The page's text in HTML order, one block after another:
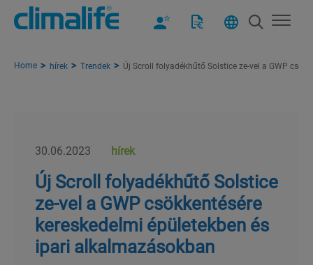
Home hírek Trendek Új Scroll folyadékhűtő Solstice ze-vel a GWP
30.06.2023 hírek
Új Scroll folyadékhűtő Solstice
ze-vel a GWP csökkentésére
kereskedelmi épületekben és
ipari alkalmazásokban